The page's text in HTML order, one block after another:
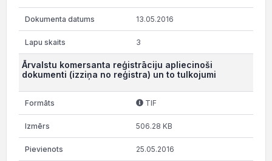
13.05.2016
3
Ārvalstu komersanta reģistrāciju apliecinoši
dokumenti (izziņa no reģistra) un to tulkojumi
TIF
506.28 KB
25.05.2016